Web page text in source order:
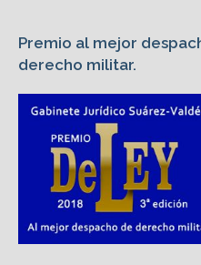
Premio al mejor
derecho militar.